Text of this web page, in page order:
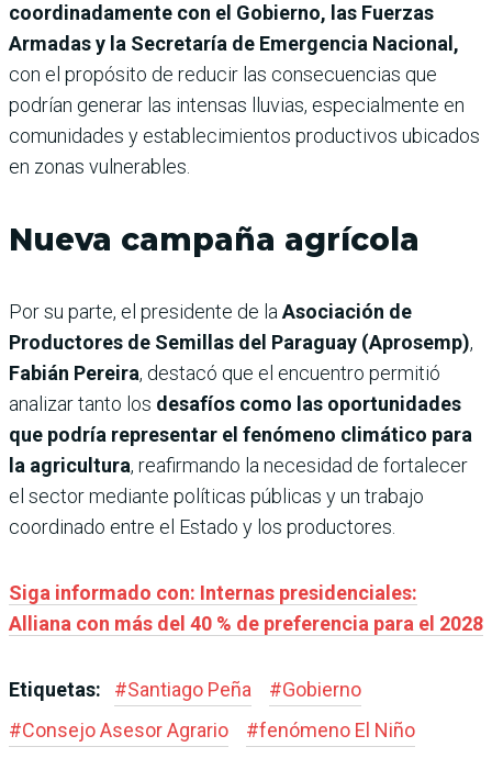
coordinadamente con el Gobierno, las Fuerzas
Armadas y la Secretaría de Emergencia Nacional,
con el propósito de reducir las consecuencias que
podrían generar las intensas lluvias, especialmente en
comunidades y establecimientos productivos ubicados
en zonas vulnerables.
Nueva campaña agrícola
Por su parte, el presidente de la Asociación de
Productores de Semillas del Paraguay (Aprosemp),
Fabián Pereira, destacó que el encuentro permitió
analizar tanto los desafíos como las oportunidades
que podría representar el fenómeno climático para
la agricultura, reafirmando la necesidad de fortalecer
el sector mediante políticas públicas y un trabajo
coordinado entre el Estado y los productores.
Siga informado con: Internas presidenciales:
Alliana con más del 40 % de preferencia para el 2028
Etiquetas: #Santiago Peña #Gobierno
#Consejo Asesor Agrario #fenómeno El Niño